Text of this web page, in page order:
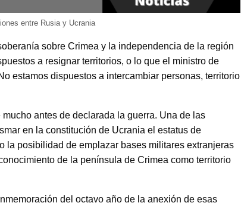
entre Rusia y Ucrania
sobre Crimea y la independencia de la región
a resignar territorios, o lo que el ministro de
estamos dispuestos a intercambiar personas, territorio
antes de declarada la guerra. Una de las
en la constitución de Ucrania el estatus de
la posibilidad de emplazar bases militares extranjeras
de la península de Crimea como territorio
del octavo año de la anexión de esas